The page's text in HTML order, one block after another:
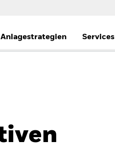
Anlagestrategien Services